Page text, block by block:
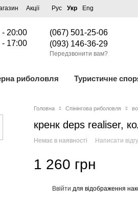
Акції Рус Укр Eng
- 20:00
- 17:00
(067) 501-25-06
(093) 146-36-29
Передзвонити вам?
риболовля Туристичне
Головна Спінінгова риболовля
кренк deps realiser,
Немає в наявності Написати
1 260 грн
Ввійти для відображення